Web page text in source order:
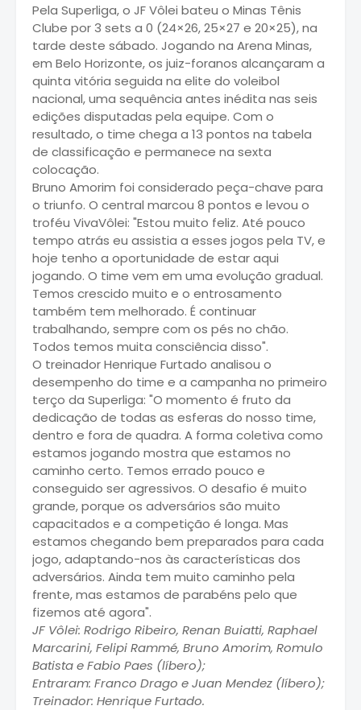
Pela Superliga, o JF Vôlei bateu o Minas Tênis
Clube por 3 sets a 0 (24×26, 25×27 e 20×25), na
tarde deste sábado. Jogando na Arena Minas,
em Belo Horizonte, os juiz-foranos alcançaram a
quinta vitória seguida na elite do voleibol
nacional, uma sequência antes inédita nas seis
edições disputadas pela equipe. Com o
resultado, o time chega a 13 pontos na tabela
de classificação e permanece na sexta
colocação.
Bruno Amorim foi considerado peça-chave para
o triunfo. O central marcou 8 pontos e levou o
troféu VivaVôlei: "Estou muito feliz. Até pouco
tempo atrás eu assistia a esses jogos pela TV, e
hoje tenho a oportunidade de estar aqui
jogando. O time vem em uma evolução gradual.
Temos crescido muito e o entrosamento
também tem melhorado. É continuar
trabalhando, sempre com os pés no chão.
Todos temos muita consciência disso".
O treinador Henrique Furtado analisou o
desempenho do time e a campanha no primeiro
terço da Superliga: "O momento é fruto da
dedicação de todas as esferas do nosso time,
dentro e fora de quadra. A forma coletiva como
estamos jogando mostra que estamos no
caminho certo. Temos errado pouco e
conseguido ser agressivos. O desafio é muito
grande, porque os adversários são muito
capacitados e a competição é longa. Mas
estamos chegando bem preparados para cada
jogo, adaptando-nos às características dos
adversários. Ainda tem muito caminho pela
frente, mas estamos de parabéns pelo que
fizemos até agora".
JF Vôlei: Rodrigo Ribeiro, Renan Buiatti, Raphael
Marcarini, Felipi Rammé, Bruno Amorim, Romulo
Batista e Fabio Paes (líbero);
Entraram: Franco Drago e Juan Mendez (líbero);
Treinador: Henrique Furtado.